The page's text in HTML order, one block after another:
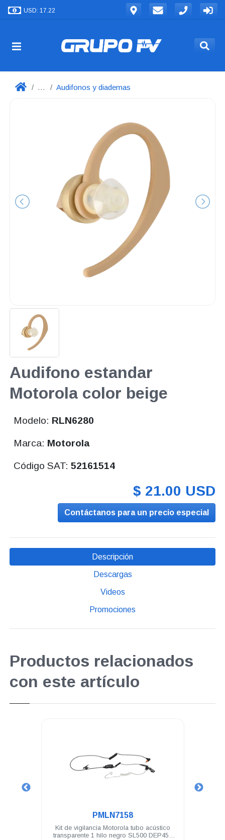
USD: 17.22
... Audifonos y diademas
Audifono estandar
Motorola color beige
Modelo: RLN6280
Marca: Motorola
Código SAT:52161514
$ 21.00 USD
Contáctanos para un precio especial
Descripción
Descargas
Videos
Promociones
Productos relacionados
con este artículo
Kit de vigilancia Motorola tubo acústico
transparente 1 hilo negro SL500 DEP450
Auricular Motorola
c/tubo acústico